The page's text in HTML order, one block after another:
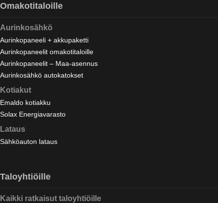
Omakotitaloille
Aurinkosähkö
Aurinkopaneeli + akkupaketti
Aurinkopaneelit omakotitaloille
Aurinkopaneelit – Maa-asennus
Aurinkosähkö autokatokset
Kotiakut
Emaldo kotiakku
Solax Energiavarasto
Lataus
Sähköauton lataus
Taloyhtiöille
Kaikki ratkaisut taloyhtiöille